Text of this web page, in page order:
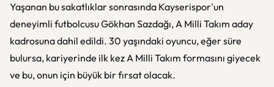
Yaşanan bu sakatlıklar sonrasında Kayserispor'un
deneyimli futbolcusu Gökhan Sazdağı, A Milli Takım aday
kadrosuna dahil edildi. 30 yaşındaki oyuncu, eğer süre
bulursa, kariyerinde ilk kez A Milli Takım formasını giyecek
ve bu, onun için büyük bir fırsat olacak.